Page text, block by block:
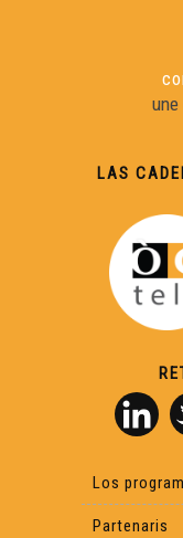
LAS
Los
Partenaris